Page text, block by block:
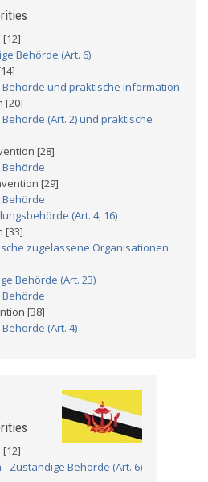
Behörde (Art. 6)
und praktische Information
[20]
(Art. 2) und praktische
[28]
[29]
(Art. 4, 16)
[33]
zugelassene Organisationen
Behörde (Art. 23)
[38]
(Art. 4)
Zuständige Behörde (Art. 6)